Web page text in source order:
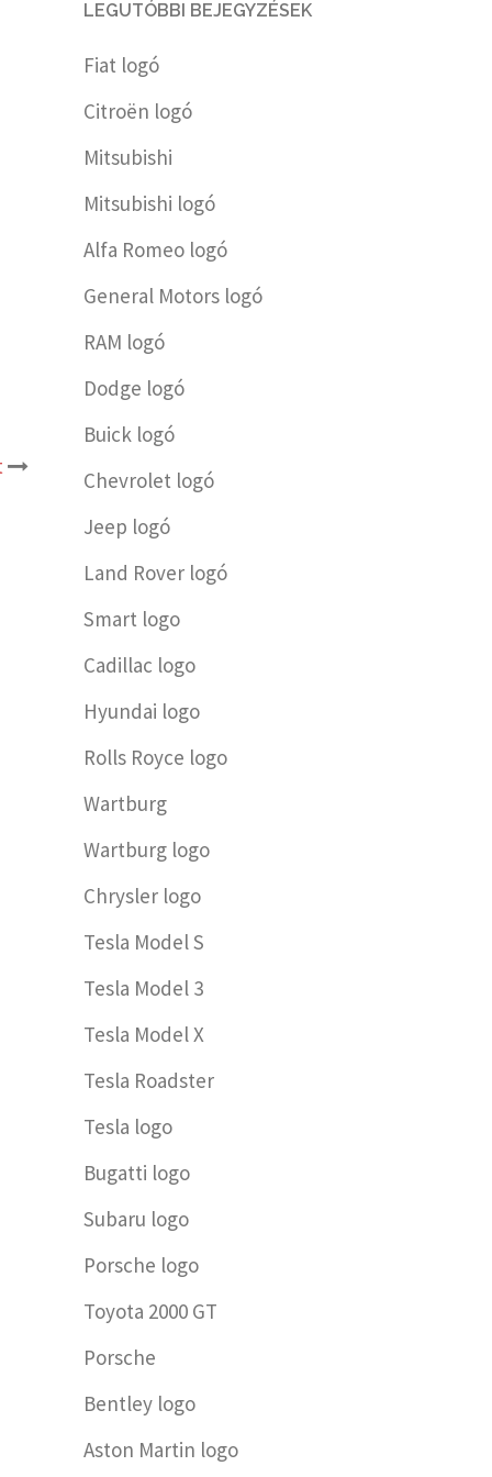
LEGUTÓBBI BEJEGYZÉSEK
Fiat logó
Citroën logó
Mitsubishi
Mitsubishi logó
Alfa Romeo logó
General Motors logó
RAM logó
Dodge logó
Buick logó
Chevrolet logó
Jeep logó
Land Rover logó
Smart logo
Cadillac logo
Hyundai logo
Rolls Royce logo
Wartburg
Wartburg logo
Chrysler logo
Tesla Model S
Tesla Model 3
Tesla Model X
Tesla Roadster
Tesla logo
Bugatti logo
Subaru logo
Porsche logo
Toyota 2000 GT
Porsche
Bentley logo
Aston Martin logo